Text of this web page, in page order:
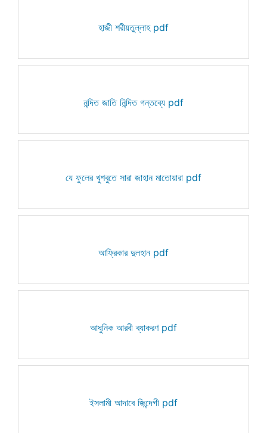
হাজী শরীয়তুল্লাহ pdf
নন্দিত জাতি নিন্দিত গন্তব্যে pdf
যে ফুলের খুশবুতে সারা জাহান মাতোয়ারা pdf
আফ্রিকার দুলহান pdf
আধুনিক আরবী ব্যাকরণ pdf
ইসলামী আদাবে জিন্দেগী pdf